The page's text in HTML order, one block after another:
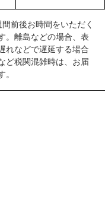
前後お時間をいただく
。離島などの場合、表
れなどで遅延する場合
ど税関混雑時は、お届